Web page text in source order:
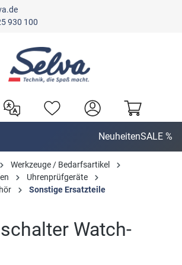
930 100
NeuheitenSALE %
Werkzeuge / Bedarfsartikel
Uhrenprüfgeräte
Sonstige Ersatzteile
Watch-